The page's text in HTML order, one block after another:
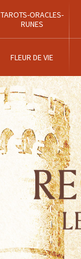
TAROTS-ORACLES-
RUNES
FLEUR DE VIE